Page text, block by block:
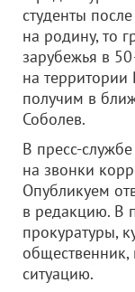
студенты
на родину, то
зарубежья в
на территории
получим в
Соболев.
В пресс-
на звонки
Опубликуем
в редакцию. В
прокуратуры,
общественник,
ситуацию.